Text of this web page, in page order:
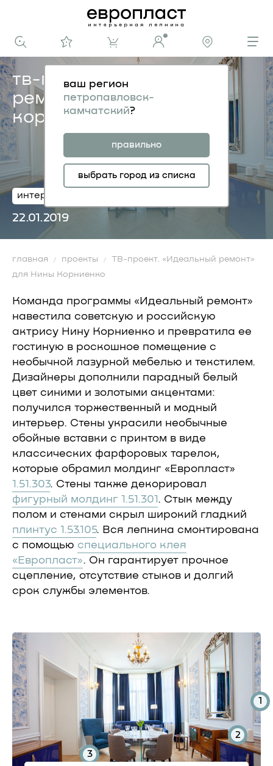
ваш регион
петропавловск-
камчатский?
правильно
выбрать город из списка
тв-проект. «идеальный
ремонт» для нины
корниенко
интерьер
22.01.2019
главная проекты
ТВ-проект. «Идеальный ремонт»
для Нины Корниенко
Команда программы «Идеальный ремонт»
навестила советскую и российскую
актрису Нину Корниенко и превратила ее
гостиную в роскошное помещение с
необычной лазурной мебелью и текстилем.
Дизайнеры дополнили парадный белый
цвет синими и золотыми акцентами:
получился торжественный и модный
интерьер. Стены украсили необычные
обойные вставки с принтом в виде
классических фарфоровых тарелок,
которые обрамил молдинг «Европласт»
1.51.303. Стены также декорировал
фигурный молдинг 1.51.301. Стык между
полом и стенами скрыл широкий гладкий
плинтус 1.53.105. Вся лепнина смонтирована
с помощью специального клея
«Европласт». Он гарантирует прочное
сцепление, отсутствие стыков и долгий
срок службы элементов.
1
2
3